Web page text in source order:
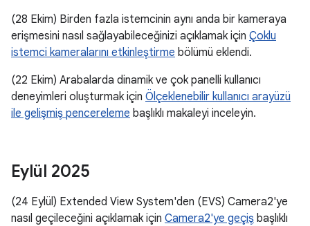
(28 Ekim) Birden fazla istemcinin aynı anda bir kameraya
erişmesini nasıl sağlayabileceğinizi açıklamak için Çoklu
istemci kameralarını etkinleştirme bölümü eklendi.
(22 Ekim) Arabalarda dinamik ve çok panelli kullanıcı
deneyimleri oluşturmak için Ölçeklenebilir kullanıcı arayüzü
ile gelişmiş pencereleme başlıklı makaleyi inceleyin.
Eylül 2025
(24 Eylül) Extended View System'den (EVS) Camera2'ye
nasıl geçileceğini açıklamak için Camera2'ye geçiş başlıklı